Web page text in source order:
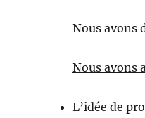
Nous avons
Nous avons
L’idée de